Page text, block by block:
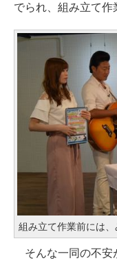
でられ、組み立て作
組み立て作業前には
そんな一同の不安